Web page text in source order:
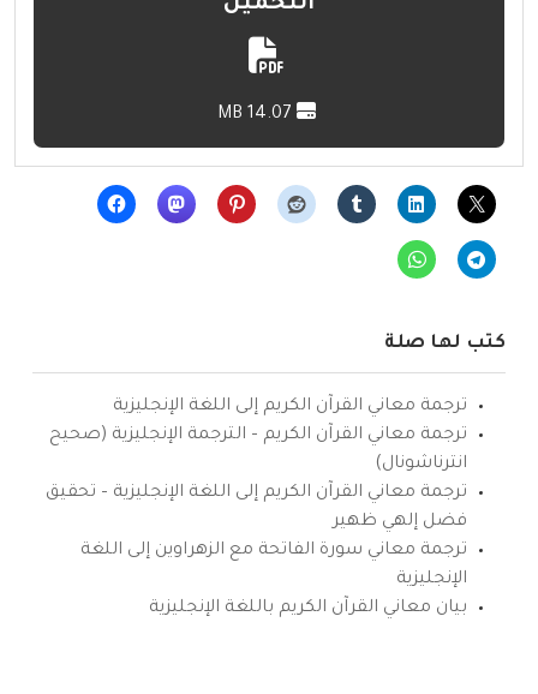
كتب لها صلة
ترجمة معاني القرآن الكريم إلى اللغة الإنجليزية
ترجمة معاني القرآن الكريم – الترجمة الإنجليزية (صحيح
انترناشونال)
ترجمة معاني القرآن الكريم إلى اللغة الإنجليزية – تحقيق
فضل إلهي ظهير
ترجمة معاني سورة الفاتحة مع الزهراوين إلى اللغة
الإنجليزية
بيان معاني القرآن الكريم باللغة الإنجليزية